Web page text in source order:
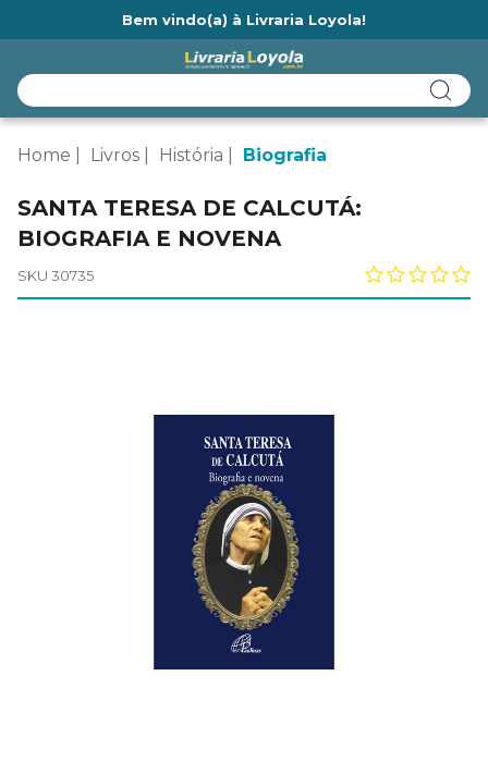
Bem vindo(a) à Livraria Loyola!
Home Livros História Biografia
SANTA TERESA DE CALCUTÁ:
BIOGRAFIA E NOVENA
SKU 30735